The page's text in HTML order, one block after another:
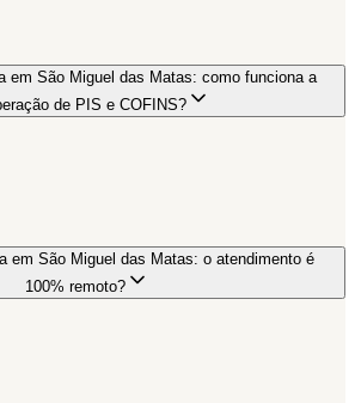
em São Miguel das Matas: como funciona a
de PIS e COFINS?
em São Miguel das Matas: o atendimento é
100% remoto?